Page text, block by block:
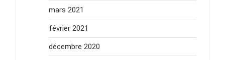
mars 2021
février 2021
décembre 2020